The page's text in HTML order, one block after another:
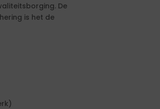
De
is het de